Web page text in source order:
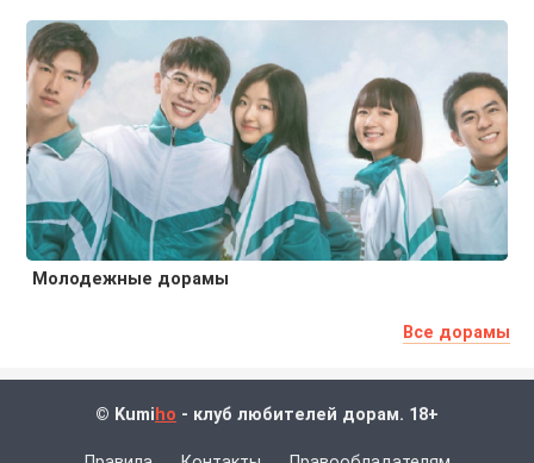
Молодежные дорамы
Все дорамы
© Kumi ho - клуб любителей дорам. 18+